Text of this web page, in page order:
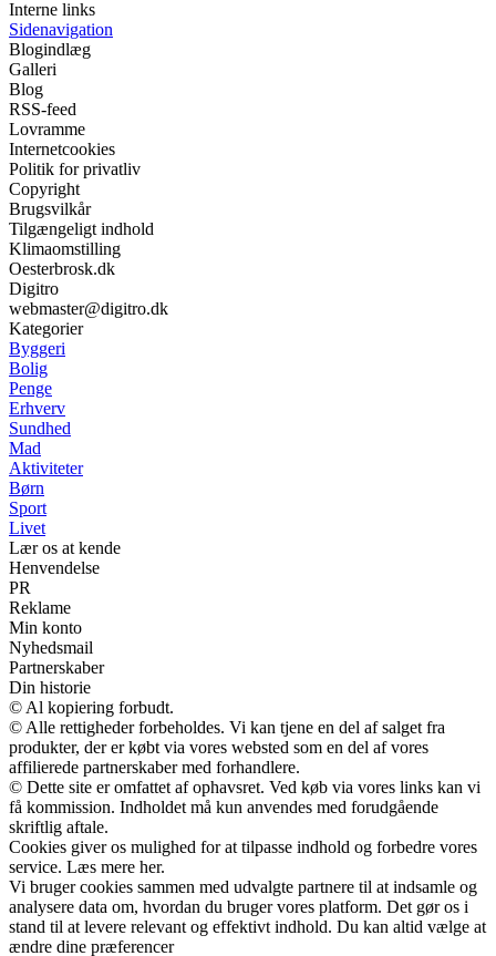
Interne links
Sidenavigation
Blogindlæg
Galleri
Blog
RSS-feed
Lovramme
Internetcookies
Politik for privatliv
Copyright
Brugsvilkår
Tilgængeligt indhold
Klimaomstilling
Oesterbrosk.dk
Digitro
webmaster@digitro.dk
Kategorier
Byggeri
Bolig
Penge
Erhverv
Sundhed
Mad
Aktiviteter
Børn
Sport
Livet
Lær os at kende
Henvendelse
PR
Reklame
Min konto
Nyhedsmail
Partnerskaber
Din historie
© Al kopiering forbudt.
© Alle rettigheder forbeholdes. Vi kan tjene en del af salget fra
produkter, der er købt via vores websted som en del af vores
affilierede partnerskaber med forhandlere.
© Dette site er omfattet af ophavsret. Ved køb via vores links kan vi
få kommission. Indholdet må kun anvendes med forudgående
skriftlig aftale.
Cookies giver os mulighed for at tilpasse indhold og forbedre vores
service. Læs mere her.
Vi bruger cookies sammen med udvalgte partnere til at indsamle og
analysere data om, hvordan du bruger vores platform. Det gør os i
stand til at levere relevant og effektivt indhold. Du kan altid vælge at
ændre dine præferencer